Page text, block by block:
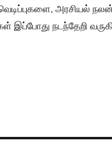
அரசியல்
இப்போது நடந்தேறி